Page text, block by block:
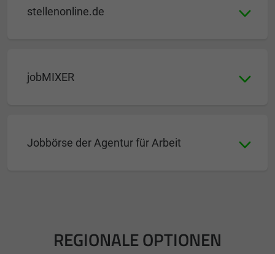
stellenonline.de
jobMIXER
Jobbörse der Agentur für Arbeit
REGIONALE OPTIONEN